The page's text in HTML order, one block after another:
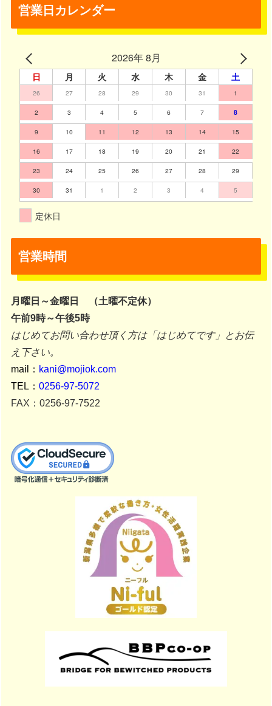
営業日カレンダー
2026年 8月
日 月 火 水 木 金 土
26 27 28 29 30 31 1
2 3 4 5 6 7 8
9 10 11 12 13 14 15
16 17 18 19 20 21 22
23 24 25 26 27 28 29
30 31 1 2 3 4 5
定休日
営業時間
月曜日～金曜日 （土曜不定休）
午前9時～午後5時
はじめてお問い合わせ頂く方は「はじめてです」とお伝
え下さい。
mail： kani@mojiok.com
TEL：0256-97-5072
FAX：0256-97-7522